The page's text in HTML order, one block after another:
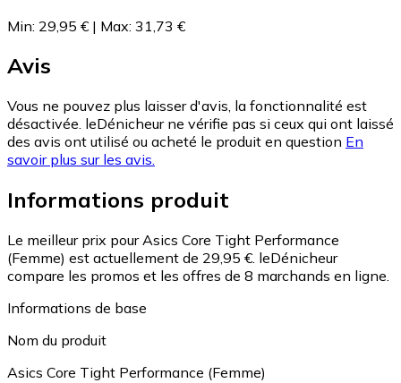
Min: 29,95 € | Max: 31,73 €
Avis
Vous ne pouvez plus laisser d'avis, la fonctionnalité est
désactivée. leDénicheur ne vérifie pas si ceux qui ont laissé
des avis ont utilisé ou acheté le produit en question En
savoir plus sur les avis.
Informations produit
Le meilleur prix pour Asics Core Tight Performance
(Femme) est actuellement de 29,95 €. leDénicheur
compare les promos et les offres de 8 marchands en ligne.
Informations de base
Nom du produit
Asics Core Tight Performance (Femme)